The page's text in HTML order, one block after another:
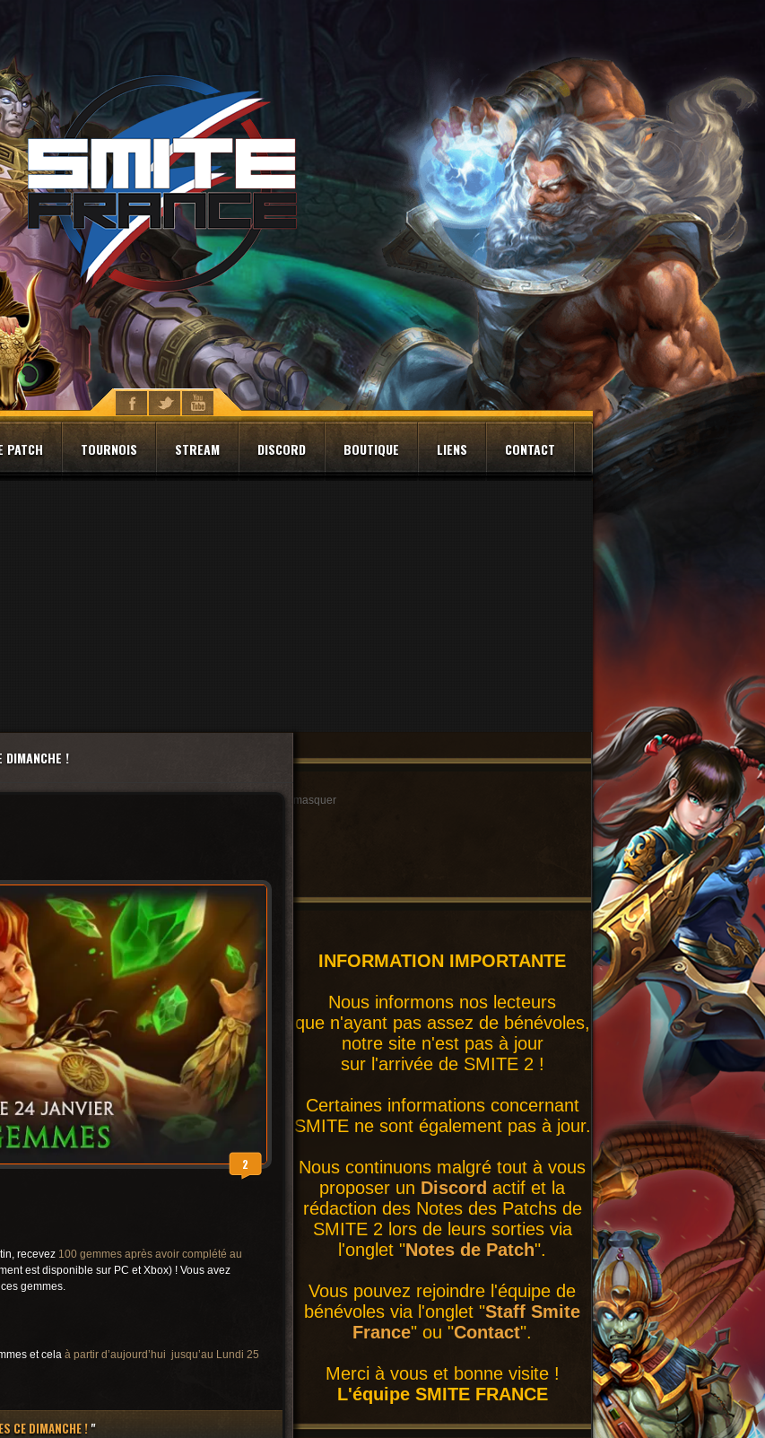
PATCH TOURNOIS STREAM DISCORD BOUTIQUE LIENS CONTACT
DIMANCHE !
2
recevez 100 gemmes après avoir complété au
est disponible sur PC et Xbox) ! Vous avez
gemmes.
et cela à partir d’aujourd’hui jusqu’au Lundi 25
CE DIMANCHE !"
masquer
INFORMATION IMPORTANTE
Nous informons nos lecteurs
que n'ayant pas assez de bénévoles,
notre site n'est pas à jour
sur l'arrivée de SMITE 2 !
Certaines informations concernant
SMITE ne sont également pas à jour.
Nous continuons malgré tout à vous
proposer un Discord actif et la
rédaction des Notes des Patchs de
SMITE 2 lors de leurs sorties via
l'onglet "Notes de Patch".
Vous pouvez rejoindre l'équipe de
bénévoles via l'onglet "Staff Smite
France" ou "Contact".
Merci à vous et bonne visite !
L'équipe SMITE FRANCE